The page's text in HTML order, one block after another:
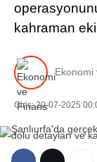
BORSA
SEKTÖRLER
TEKNOLOJI
OTOMOBIL
kahraman
Ekonomi
Giriş: 20-07-2025